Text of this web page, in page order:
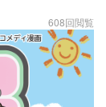
608回閲覧